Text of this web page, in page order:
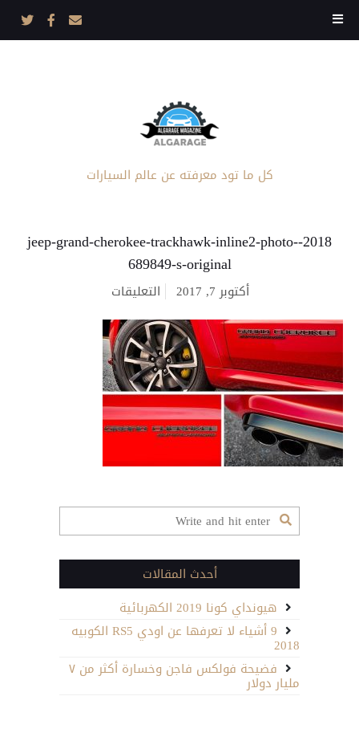
كل ما تود معرفته عن عالم السيارات
2018-jeep-grand-cherokee-trackhawk-inline2-photo-
689849-s-original
أكتوبر 7, 2017 التعليقات
jeep-
grand-
cherokee-
trackhawk-
inline2-
photo-
689849-
s-
original
أحدث المقالات
هيونداي كونا 2019 الكهربائية
9 أشياء لا تعرفها عن اودي RS5 الكوبيه
2018
فضيحة فولكس فاجن وخسارة أكثر من ٧
مليار دولار